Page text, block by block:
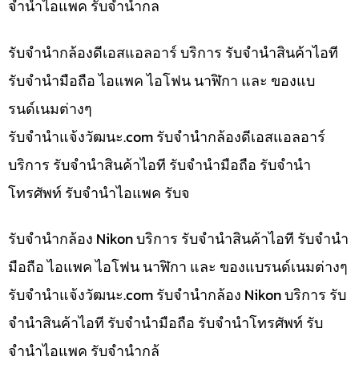
จำนำไอแพค รับจำนำกล
รับจำนำกล้องดีเอสแอลอาร์ บริการ รับจำนำสินค้าไอที
รับจำนำมือถือ ไอแพค ไอโฟน นาฬิกา และ ของแบ
รนด์เนมต่างๆ
รับจํานําแจ้งวัฒนะ.com รับจำนำกล้องดีเอสแอลอาร์
บริการ รับจำนำสินค้าไอที รับจำนำมือถือ รับจำนำ
โทรศัพท์ รับจำนำไอแพค รับจ
รับจำนำกล้อง Nikon บริการ รับจำนำสินค้าไอที รับจำนำ
มือถือ ไอแพค ไอโฟน นาฬิกา และ ของแบรนด์เนมต่างๆ
รับจํานําแจ้งวัฒนะ.com รับจำนำกล้อง Nikon บริการ รับ
จำนำสินค้าไอที รับจำนำมือถือ รับจำนำโทรศัพท์ รับ
จำนำไอแพค รับจำนำกล้